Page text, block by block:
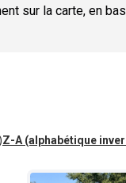
sur la carte, en
Z-A (alphabétique